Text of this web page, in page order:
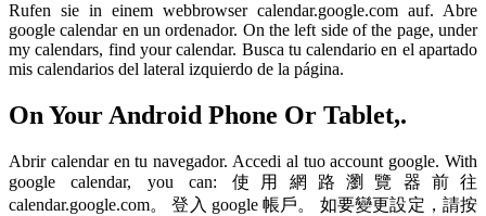
Rufen sie in einem webbrowser calendar.google.com auf. Abre
google calendar en un ordenador. On the left side of the page, under
my calendars, find your calendar. Busca tu calendario en el apartado
mis calendarios del lateral izquierdo de la página.
On Your Android Phone Or Tablet,.
Abrir calendar en tu navegador. Accedi al tuo account google. With
google calendar, you can: 使用網路瀏覽器前往
calendar.google.com。 登入 google 帳戶。 如要變更設定，請按